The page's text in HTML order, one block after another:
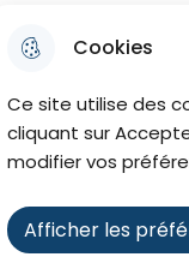
Cookies
Ce site utilise des
cliquant sur
modifier vos
Afficher les